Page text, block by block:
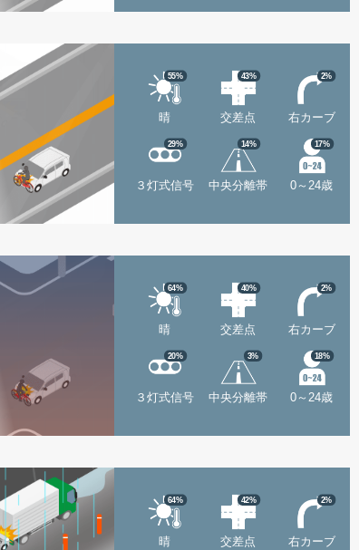
晴
55%
交差点
43%
右カーブ
2%
３灯式信号
29%
中央分離帯
14%
0～24歳
17%
晴
64%
交差点
40%
右カーブ
2%
３灯式信号
20%
中央分離帯
3%
0～24歳
18%
晴
64%
交差点
42%
右カーブ
2%